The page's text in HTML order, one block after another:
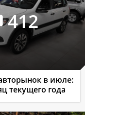
412
в июле:
текущего года